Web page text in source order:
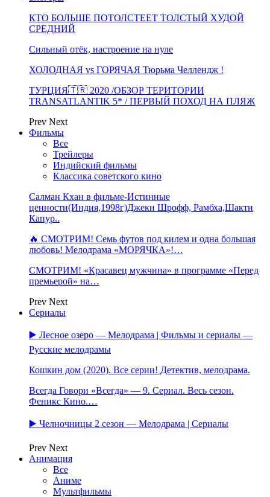
КТО БОЛЬШЕ ПОТОЛСТЕЕТ ТОЛСТЫЙ ХУДОЙ
СРЕДНИЙ
Сильный отёк, настроение на нуле
ХОЛОДНАЯ vs ГОРЯЧАЯ Тюрьма Челлендж !
ТУРЦИЯ🇹🇷 2020 /ОБЗОР ТЕРИТОРИИ
TRANSATLANTIK 5* / ПЕРВЫЙ ПОХОД НА ПЛЯЖ
Prev Next
Фильмы
Все
Трейлеры
Индийский фильмы
Классика советского кино
Салман Кхан в фильме-Истинные
ценности(Индия,1998г)Джеки Шрофф, Рамбха,Шакти
Капур..
🔥 СМОТРИМ! Семь футов под килем и одна большая
любовь! Мелодрама «МОРЯЧКА»!…
СМОТРИМ! «Красавец мужчина» в программе «Перед
премьерой» на…
Prev Next
Сериалы
▶️ Лесное озеро — Мелодрама | Фильмы и сериалы —
Русские мелодрамы
Кошкин дом (2020). Все серии! Детектив, мелодрама.
Всегда Говори «Всегда» — 9. Сериал. Весь сезон.
Феникс Кино.…
▶️ Челночницы 2 сезон — Мелодрама | Сериалы
Prev Next
Анимация
Все
Аниме
Мультфильмы